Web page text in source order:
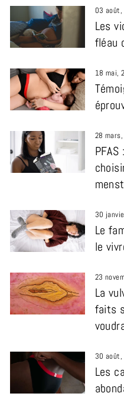
03 août,
Les
fléau
18 mai,
28
30
Le
le
23
La
faits
30 août,
Les